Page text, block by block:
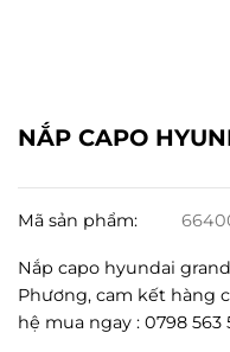
NẮP CAPO
Mã sản phẩm:
Nắp capo hyundai
Phương, cam kết hàng
hệ mua ngay : 0798 563